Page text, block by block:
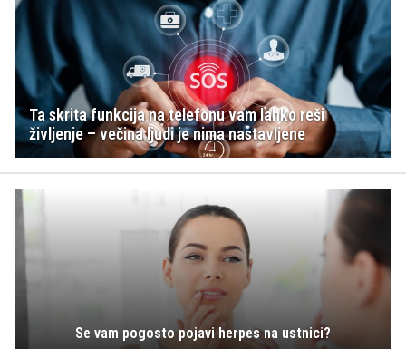
Ta skrita funkcija na telefonu vam lahko reši
življenje – večina ljudi je nima nastavljene
Se vam pogosto pojavi herpes na ustnici?